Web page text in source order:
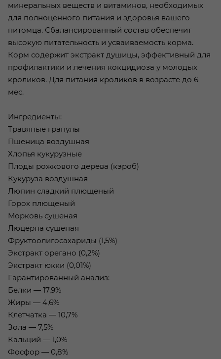
минеральных веществ и витаминов, необходимых
для полноценного питания и здоровья вашего
питомца. Сбалансированный состав обеспечит
высокую питательность и усваиваемость корма.
Корм содержит экстракт душицы, эффективный для
профилактики и лечения кокцидиоза у молодых
кроликов. Для питания кроликов в возрасте до 6
мес.
Ингредиенты:
Травяные гранулы
Пшеница воздушная
Хлопья кукурузные
Плоды рожкового дерева (кэроб)
Кукуруза воздушная
Люпин сладкий плющеный
Горох плющеный
Морковь сушеная
Люцерна сушеная
Фруктоолигосахариды (1,5%)
Экстракт орегано (0,2%)
Экстракт юкки (0,01%)
Гарантированный анализ:
Белки — 17,9%
Жиры — 4,6%
Клетчатка — 10,7%
Зола — 7,5%
Кальций — 1,0%
Фосфор — 0,8%